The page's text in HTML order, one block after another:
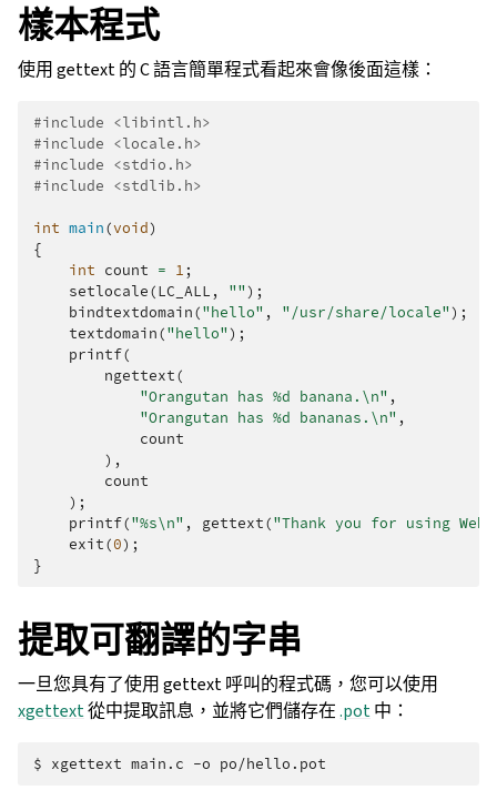
樣本程式
使用 gettext 的 C 語言簡單程式看起來會像後面這樣：
#include <libintl.h>
#include <locale.h>
#include <stdio.h>
#include <stdlib.h>
int main(void)
{
int count = 1 ;
setlocale(LC_ALL , "");
bindtextdomain("hello" , "/usr/share/locale");
textdomain("hello");
printf(
ngettext(
"Orangutan has %d banana. \n" ,
"Orangutan has %d bananas. \n" ,
count
),
count
);
printf("%s\n" , gettext("Thank you for using
exit(0);
}
提取可翻譯的字串
一旦您具有了使用 gettext 呼叫的程式碼，您可以使用
xgettext從中提取訊息，並將它們儲存在.pot中：
$ xgettext main.c -o